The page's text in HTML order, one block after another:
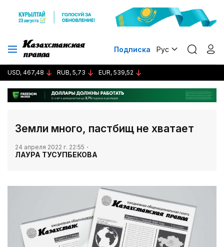
Подписка Рус
USD, 467,48 RUB, 5,73 EUR, 539,52
Земли много, пастбищ не хватает
24 апреля 2022 г. 22:55
ЛАУРА ТУСУПБЕКОВА